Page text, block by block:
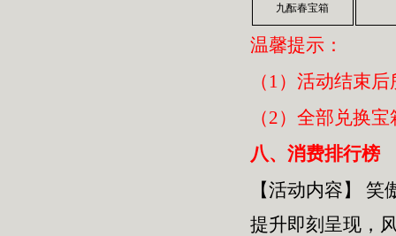
九酝春宝箱
温馨提示：
（1）活动结束
（2）全部兑换
八、消费排行榜
【活动内容】
笑
提升即刻呈现，